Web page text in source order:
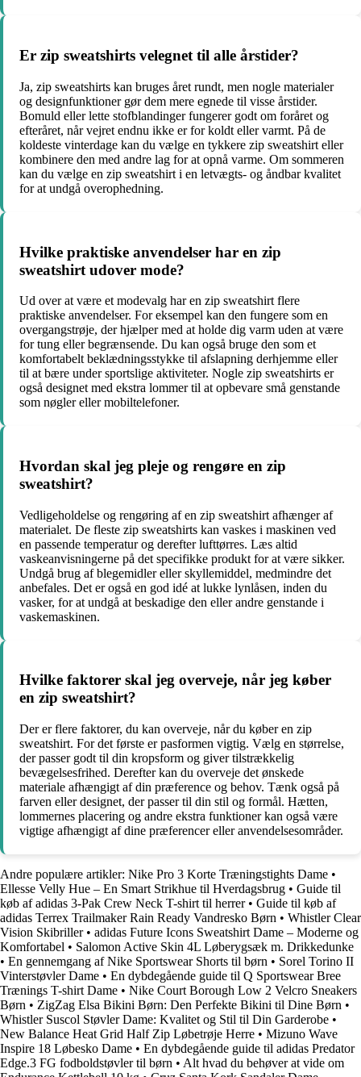
Er zip sweatshirts velegnet til alle årstider?
Ja, zip sweatshirts kan bruges året rundt, men nogle materialer
og designfunktioner gør dem mere egnede til visse årstider.
Bomuld eller lette stofblandinger fungerer godt om foråret og
efteråret, når vejret endnu ikke er for koldt eller varmt. På de
koldeste vinterdage kan du vælge en tykkere zip sweatshirt eller
kombinere den med andre lag for at opnå varme. Om sommeren
kan du vælge en zip sweatshirt i en letvægts- og åndbar kvalitet
for at undgå overophedning.
Hvilke praktiske anvendelser har en zip
sweatshirt udover mode?
Ud over at være et modevalg har en zip sweatshirt flere
praktiske anvendelser. For eksempel kan den fungere som en
overgangstrøje, der hjælper med at holde dig varm uden at være
for tung eller begrænsende. Du kan også bruge den som et
komfortabelt beklædningsstykke til afslapning derhjemme eller
til at bære under sportslige aktiviteter. Nogle zip sweatshirts er
også designet med ekstra lommer til at opbevare små genstande
som nøgler eller mobiltelefoner.
Hvordan skal jeg pleje og rengøre en zip
sweatshirt?
Vedligeholdelse og rengøring af en zip sweatshirt afhænger af
materialet. De fleste zip sweatshirts kan vaskes i maskinen ved
en passende temperatur og derefter lufttørres. Læs altid
vaskeanvisningerne på det specifikke produkt for at være sikker.
Undgå brug af blegemidler eller skyllemiddel, medmindre det
anbefales. Det er også en god idé at lukke lynlåsen, inden du
vasker, for at undgå at beskadige den eller andre genstande i
vaskemaskinen.
Hvilke faktorer skal jeg overveje, når jeg køber
en zip sweatshirt?
Der er flere faktorer, du kan overveje, når du køber en zip
sweatshirt. For det første er pasformen vigtig. Vælg en størrelse,
der passer godt til din kropsform og giver tilstrækkelig
bevægelsesfrihed. Derefter kan du overveje det ønskede
materiale afhængigt af din præference og behov. Tænk også på
farven eller designet, der passer til din stil og formål. Hætten,
lommernes placering og andre ekstra funktioner kan også være
vigtige afhængigt af dine præferencer eller anvendelsesområder.
Andre populære artikler: Nike Pro 3 Korte Træningstights Dame •
Ellesse Velly Hue – En Smart Strikhue til Hverdagsbrug • Guide til
køb af adidas 3-Pak Crew Neck T-shirt til herrer• Guide til køb af
adidas Terrex Trailmaker Rain Ready Vandresko Børn • Whistler Clear
Vision Skibriller• adidas Future Icons Sweatshirt Dame – Moderne og
Komfortabel • Salomon Active Skin 4L Løberygsæk m. Drikkedunke
• En gennemgang af Nike Sportswear Shorts til børn • Sorel Torino II
Vinterstøvler Dame • En dybdegående guide til Q Sportswear Bree
Trænings T-shirt Dame • Nike Court Borough Low 2 Velcro Sneakers
Børn • ZigZag Elsa Bikini Børn: Den Perfekte Bikini til Dine Børn •
Whistler Suscol Støvler Dame: Kvalitet og Stil til Din Garderobe •
New Balance Heat Grid Half Zip Løbetrøje Herre • Mizuno Wave
Inspire 18 Løbesko Dame • En dybdegående guide til adidas Predator
Edge.3 FG fodboldstøvler til børn • Alt hvad du behøver at vide om